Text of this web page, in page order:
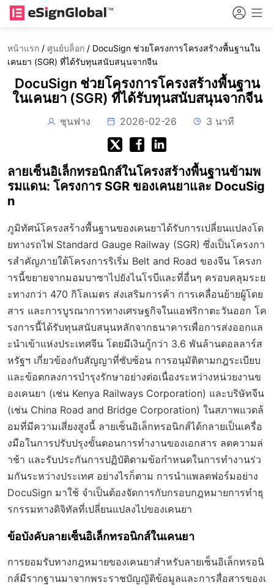
หน้าแรก / ศูนย์บล็อก / DocuSign ช่วยโครงการโครงสร้างพื้นฐานใน
เคนยา (SGR) ที่ได้รับทุนสนับสนุนจากจีน
DocuSign ช่วยโครงการโครงสร้างพื้นฐาน
ในเคนยา (SGR) ที่ได้รับทุนสนับสนุนจากจีน
ชุนฟาง 2026-02-26 3 นาที
ลายเซ็นอิเล็กทรอนิกส์ในโครงสร้างพื้นฐานข้ามพ
รมแดน: โครงการ SGR ของเคนยาและ DocuSig
n
ภูมิทัศน์โครงสร้างพื้นฐานของเคนยาได้รับการเปลี่ยนแปลงโด
ยทางรถไฟ Standard Gauge Railway (SGR) ซึ่งเป็นโครงกา
รสำคัญภายใต้โครงการริเริ่ม Belt and Road ของจีน โครงก
ารนี้ขยายจากมอมบาซาไปยังไนโรบีและที่อื่นๆ ครอบคลุมระย
ะทางกว่า 470 กิโลเมตร ส่งเสริมการค้า การเคลื่อนย้ายผู้โดย
สาร และการบูรณาการทางเศรษฐกิจในแอฟริกาตะวันออก โค
รงการนี้ได้รับทุนสนับสนุนหลักจากธนาคารเพื่อการส่งออกแล
ะนำเข้าแห่งประเทศจีน โดยมีเงินกู้กว่า 3.6 พันล้านดอลลาร์ส
หรัฐฯ เกี่ยวข้องกับสัญญาที่ซับซ้อน การอนุมัติตามกฎระเบียบ
และข้อตกลงการบำรุงรักษาอย่างต่อเนื่องระหว่างหน่วยงานข
องเคนยา (เช่น Kenya Railways Corporation) และบริษัทจีน
(เช่น China Road and Bridge Corporation) ในสภาพแวดล้
อมที่มีความเสี่ยงสูงนี้ ลายเซ็นอิเล็กทรอนิกส์ได้กลายเป็นเครื่อ
งมือในการปรับปรุงขั้นตอนการทำงานของเอกสาร ลดความล่
าช้า และรับประกันการปฏิบัติตามข้อกำหนดในการทำงานร่ว
มกันระหว่างประเทศ อย่างไรก็ตาม การนำแพลตฟอร์มอย่าง
DocuSign มาใช้ จำเป็นต้องจัดการกับกรอบกฎหมายการทำธุ
รกรรมทางดิจิทัลที่เปลี่ยนแปลงไปของเคนยา
ข้อบังคับลายเซ็นอิเล็กทรอนิกส์ในเคนยา
การยอมรับทางกฎหมายของเคนยาสำหรับลายเซ็นอิเล็กทรอนิ
กส์มีรากฐานมาจากพระราชบัญญัติข้อมูลและการสื่อสารของเ